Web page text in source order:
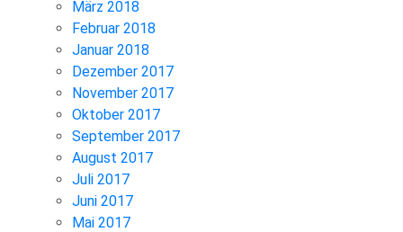
März 2018
Februar 2018
Januar 2018
Dezember 2017
November 2017
Oktober 2017
September 2017
August 2017
Juli 2017
Juni 2017
Mai 2017